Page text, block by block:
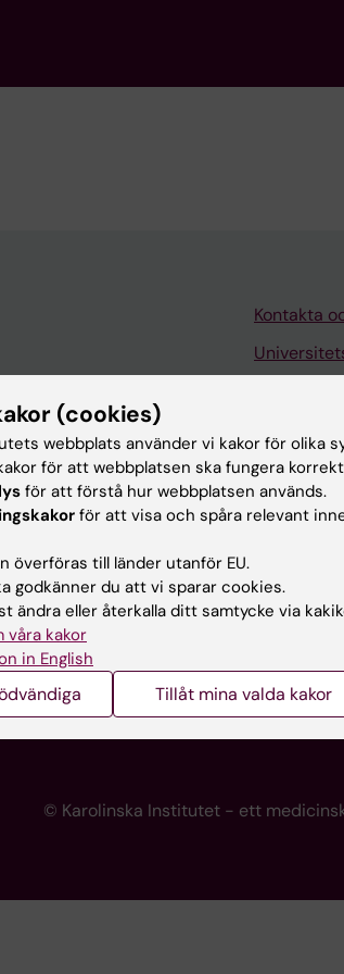
Kontakta
Karolinska
Kontakta
© Karolinska Institutet - ett
(cookies)
webbplats använder vi kakor för olika
för att webbplatsen ska fungera
för att förstå hur webbplatsen används.
för att visa och spåra relevant
överföras till länder utanför EU.
godkänner du att vi sparar cookies.
ändra eller återkalla ditt samtycke via
våra kakor
in English
Tillåt mina valda kakor